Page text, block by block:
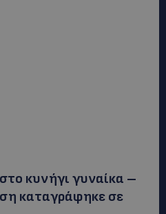
κυνήγι γυναίκα –
καταγράφηκε σε